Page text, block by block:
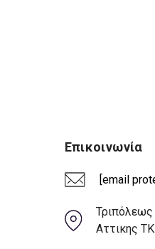
Επικοινωνία
[email
Τριπόλεως
Αττικης